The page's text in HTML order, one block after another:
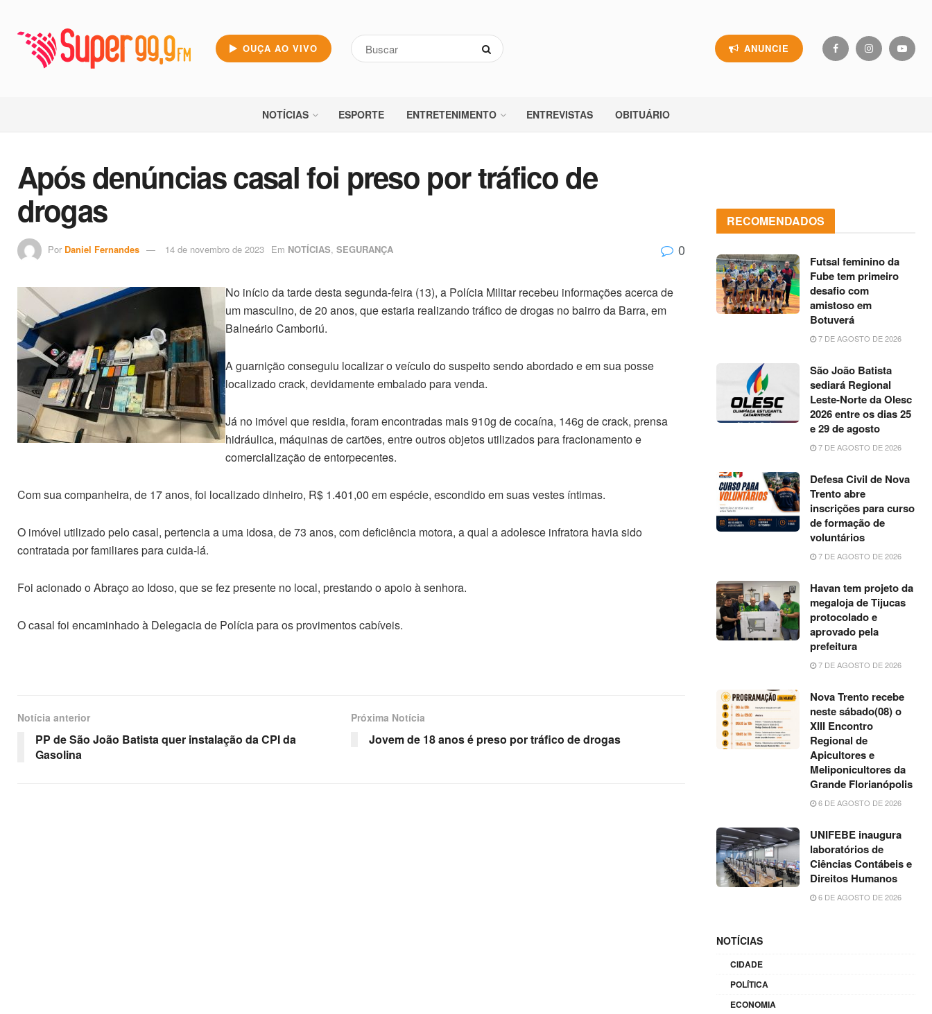
OUÇA AO VIVO ANUNCIE
NOTÍCIAS ESPORTE ENTRETENIMENTO ENTREVISTAS OBITUÁRIO
Após denúncias casal foi preso por tráfico de
drogas
Por Daniel Fernandes 14 de novembro de 2023 Em NOTÍCIAS, SEGURANÇA 0
No início da tarde desta segunda-feira (13), a Polícia Militar recebeu informações acerca de
um masculino, de 20 anos, que estaria realizando tráfico de drogas no bairro da Barra, em
Balneário Camboriú.
A guarnição conseguiu localizar o veículo do suspeito sendo abordado e em sua posse
localizado crack, devidamente embalado para venda.
Já no imóvel que residia, foram encontradas mais 910g de cocaína, 146g de crack, prensa
hidráulica, máquinas de cartões, entre outros objetos utilizados para fracionamento e
comercialização de entorpecentes.
Com sua companheira, de 17 anos, foi localizado dinheiro, R$ 1.401,00 em espécie, escondido em suas vestes íntimas.
O imóvel utilizado pelo casal, pertencia a uma idosa, de 73 anos, com deficiência motora, a qual a adolesce infratora havia sido
contratada por familiares para cuida-lá.
Foi acionado o Abraço ao Idoso, que se fez presente no local, prestando o apoio à senhora.
O casal foi encaminhado à Delegacia de Polícia para os provimentos cabíveis.
Notícia anterior
PP de São João Batista quer instalação da CPI da
Gasolina
Próxima Notícia
Jovem de 18 anos é preso por tráfico de drogas
RECOMENDADOS
Futsal feminino da
Fube tem primeiro
desafio com
amistoso em
Botuverá
7 DE AGOSTO DE 2026
São João Batista
sediará Regional
Leste-Norte da Olesc
2026 entre os dias 25
e 29 de agosto
7 DE AGOSTO DE 2026
Defesa Civil de Nova
Trento abre
inscrições para curso
de formação de
voluntários
7 DE AGOSTO DE 2026
Havan tem projeto da
megaloja de Tijucas
protocolado e
aprovado pela
prefeitura
7 DE AGOSTO DE 2026
Nova Trento recebe
neste sábado(08) o
XIII Encontro
Regional de
Apicultores e
Meliponicultores da
Grande Florianópolis
6 DE AGOSTO DE 2026
UNIFEBE inaugura
laboratórios de
Ciências Contábeis e
Direitos Humanos
6 DE AGOSTO DE 2026
NOTÍCIAS
CIDADE
POLÍTICA
ECONOMIA